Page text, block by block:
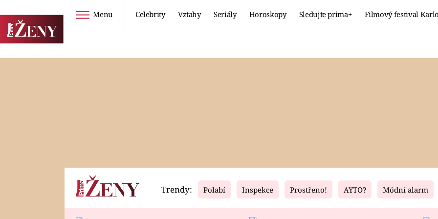
Menu Celebrity Vztahy Seriály Horoskopy Sledujte prima+ Filmový festival
Horoskopy Video Fresh Living
Trendy: Polabí Inspekce Prostřeno! AYTO? Módní alarm